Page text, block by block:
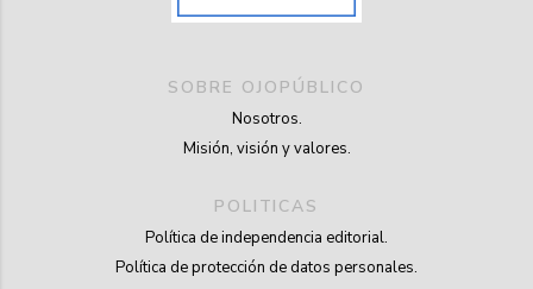
SOBRE OJOPÚBLICO
Nosotros.
Misión, visión y valores.
POLITICAS
Política de independencia editorial.
Política de protección de datos personales.